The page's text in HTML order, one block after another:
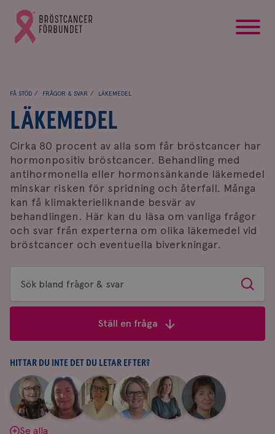
Gå
till
Bröstcancerförbundets
FÅ STÖD FRÅGOR & SVAR LÄKEMEDEL
LÄKEMEDEL
Cirka 80 procent av alla som får bröstcancer har
hormonpositiv bröstcancer. Behandling med
antihormonella eller hormonsänkande läkemedel
minskar risken för spridning och återfall. Många
kan få klimakterieliknande besvär av
behandlingen. Här kan du läsa om vanliga frågor
och svar från experterna om olika läkemedel vid
bröstcancer och eventuella biverkningar.
Sök
bland
&
svar
Sök
Ställ en fråga
HITTAR DU INTE DET DU LETAR EFTER?
Aina
Johnsson
|
Anne
Andersson
Fredrika
Killander
|
Jeanette
Bäcklund
|
Maria
Edegran
|
Yvette
Andersson
Se alla